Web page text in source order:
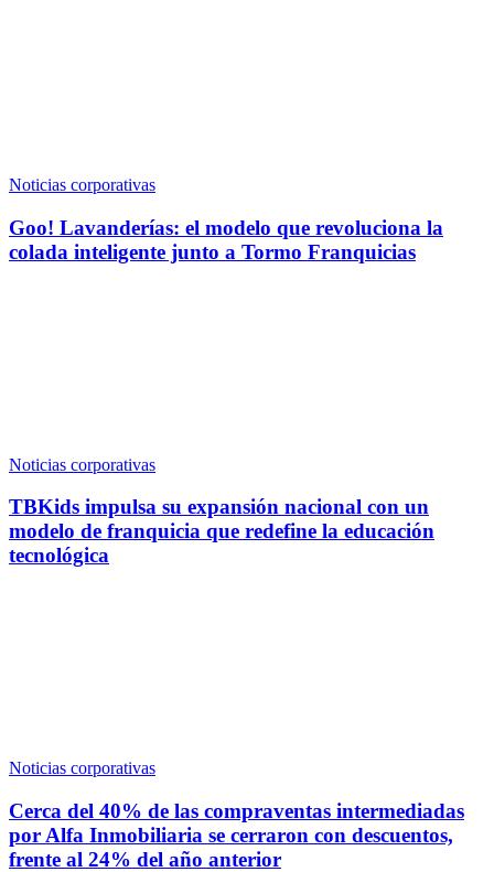
Noticias corporativas
Goo! Lavanderías: el modelo que revoluciona la
colada inteligente junto a Tormo Franquicias
Noticias corporativas
TBKids impulsa su expansión nacional con un
modelo de franquicia que redefine la educación
tecnológica
Noticias corporativas
Cerca del 40% de las compraventas intermediadas
por Alfa Inmobiliaria se cerraron con descuentos,
frente al 24% del año anterior